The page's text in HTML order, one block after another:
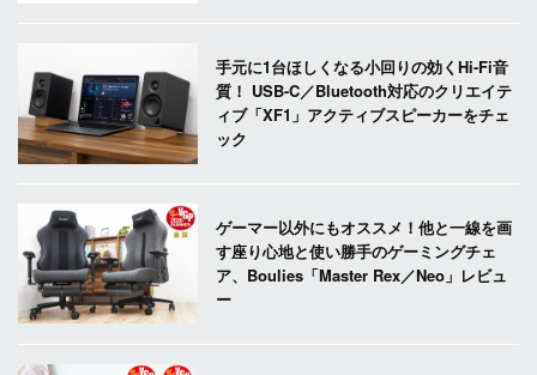
手元に1台ほしくなる小回りの効くHi-Fi音
質！ USB-C／Bluetooth対応のクリエイテ
ィブ「XF1」アクティブスピーカーをチェ
ック
ゲーマー以外にもオススメ！他と一線を画
す座り心地と使い勝手のゲーミングチェ
ア、Boulies「Master Rex／Neo」レビュ
ー